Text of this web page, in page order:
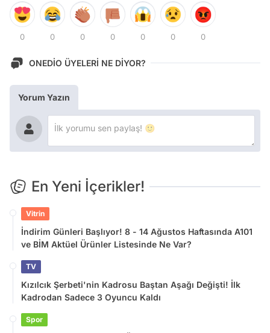
0 0 0 0 0 0 0
ONEDİO ÜYELERİ NE DİYOR?
Yorum Yazın
En Yeni İçerikler!
Vitrin
İndirim Günleri Başlıyor! 8 - 14 Ağustos Haftasında A101
ve BİM Aktüel Ürünler Listesinde Ne Var?
TV
Kızılcık Şerbeti'nin Kadrosu Baştan Aşağı Değişti! İlk
Kadrodan Sadece 3 Oyuncu Kaldı
Spor